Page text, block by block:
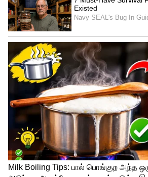
ராமேஸ்வரம், மதுரை! 5 நாள் டூர்
₹10,710
Summer Tour: உள்ளூர் செலவில்
சுற்றுலா.! நீலக்கடலும், வெள்ளை
வீடுகளும்… கனவு போல ஒரு டூர்!
3
5